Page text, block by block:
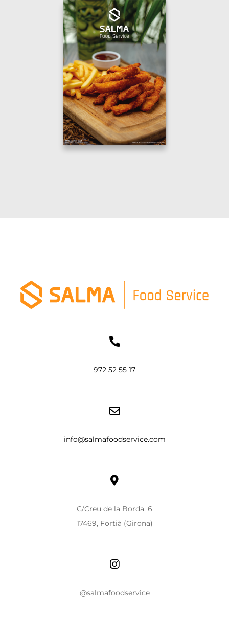
972 52 55 17
info@salmafoodservice.com
C/Creu de la Borda, 6
17469, Fortià (Girona)
@salmafoodservice